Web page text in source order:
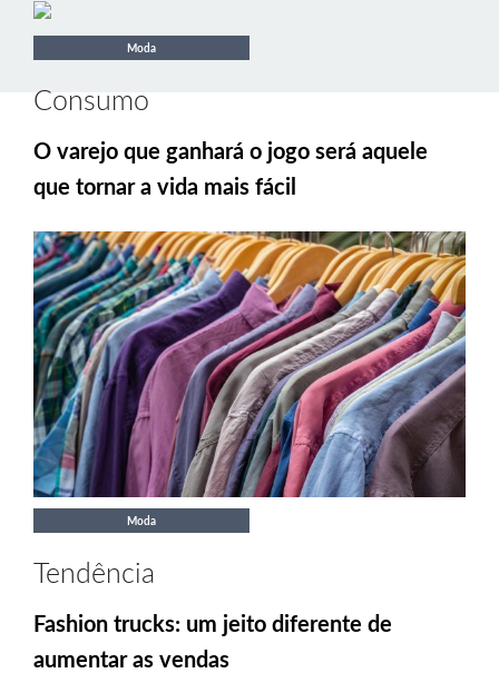
Moda
Consumo
O varejo que ganhará o jogo será aquele
que tornar a vida mais fácil
Moda
Tendência
Fashion trucks: um jeito diferente de
aumentar as vendas